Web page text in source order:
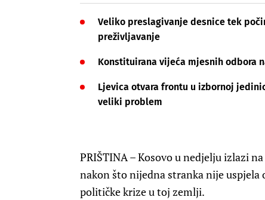
Veliko preslagivanje desnice tek
preživljavanje
Konstituirana vijeća mjesnih odbora
Ljevica otvara frontu u izbornoj
veliki problem
PRIŠTINA – Kosovo u nedjelju izlazi
nakon što nijedna stranka nije
političke krize u toj zemlji.